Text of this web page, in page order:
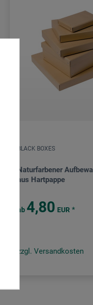
BLACK BOXES
Naturfarbener
aus Hartpappe
ab 4,80 EUR *
zzgl. Versandkosten